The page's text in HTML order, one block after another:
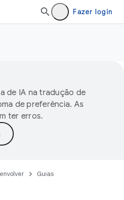
Fazer login
de IA na tradução de
de preferência. As
ter erros.
Guias